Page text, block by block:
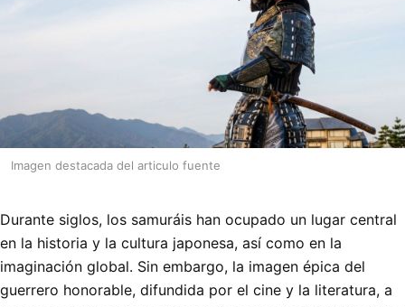
Imagen destacada del articulo fuente
Durante siglos, los samuráis han ocupado un lugar central
en la historia y la cultura japonesa, así como en la
imaginación global. Sin embargo, la imagen épica del
guerrero honorable, difundida por el cine y la literatura, a